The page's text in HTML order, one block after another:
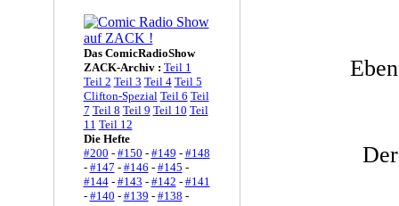
Das ComicRadioShow
ZACK-Archiv : Teil 1
Teil 2 Teil 3 Teil 4 Teil 5
Clifton-Spezial Teil 6 Teil
7 Teil 8 Teil 9 Teil 10 Teil
11 Teil 12
Die Hefte
#200 - #150 - #149 - #148
- #147 - #146 - #145 -
#144- #143 - #142 - #141
- #140 - #139 - #138 -